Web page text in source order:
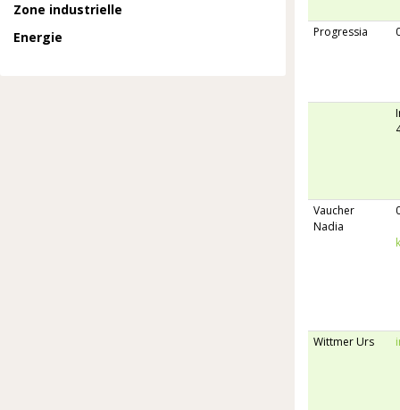
Zone industrielle
Energie
Progressia
Vaucher
Nadia
Wittmer Urs